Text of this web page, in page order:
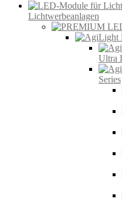
Lichtwerbeanlagen
Ultra
Series